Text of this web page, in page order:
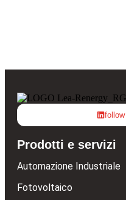
Prodotti e servizi
Automazione Industriale
Fotovoltaico